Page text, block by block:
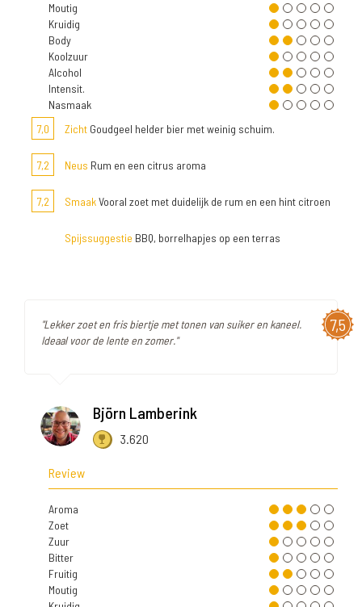
Moutig
Kruidig
Body
Koolzuur
Alcohol
Intensit.
Nasmaak
7,0
Zicht Goudgeel helder bier met weinig schuim.
7,2 Neus Rum en een citrus aroma
7,2 SmaakVooral zoet met duidelijk de rum en een hint citroen
Spijssuggestie BBQ, borrelhapjes op een terras
7,5
"Lekker zoet en fris biertje met tonen van suiker en kaneel.
Ideaal voor de lente en zomer."
Björn Lamberink
3.620
Review
Aroma
Zoet
Zuur
Bitter
Fruitig
Moutig